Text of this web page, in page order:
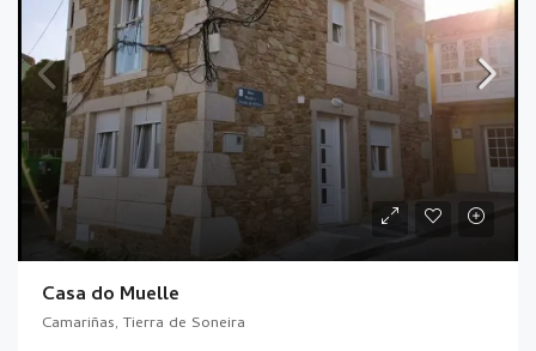
Casa do Muelle
Camariñas, Tierra de Soneira